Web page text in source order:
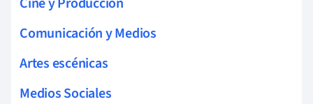
Comunicación y Medios
Artes escénicas
Medios Sociales